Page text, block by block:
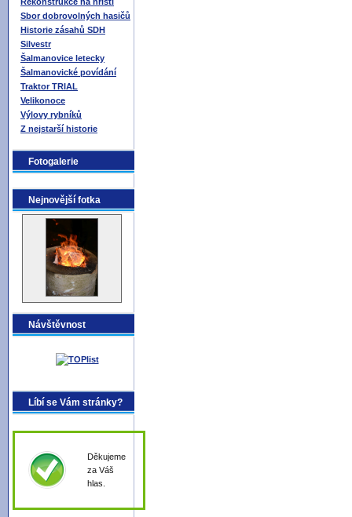
Sbor dobrovolných hasičů
Historie zásahů SDH
Silvestr
Šalmanovice letecky
Šalmanovické povídání
Traktor TRIAL
Velikonoce
Výlovy rybníků
Z nejstarší historie
Fotogalerie
Nejnovější fotka
Návštěvnost
Líbí se Vám stránky?
Děkujeme
za Váš
hlas.